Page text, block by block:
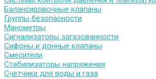
Балансировочные клапаны
Группы безопасности
Манометры
Сигнализаторы загазованности
Сифоны и донные клапаны
Смесители
Стабилизаторы напряжения
Счетчики для воды и газа